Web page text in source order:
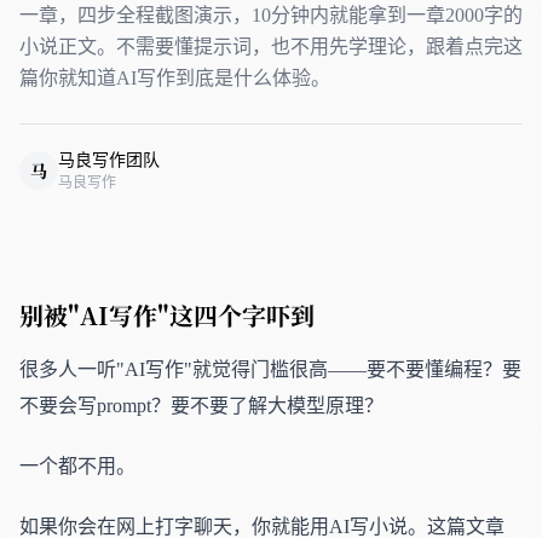
一章，四步全程截图演示，10分钟内就能拿到一章2000字的
小说正文。不需要懂提示词，也不用先学理论，跟着点完这
篇你就知道AI写作到底是什么体验。
马 马良写作团队
马良写作
别被"AI写作"这四个字吓到
很多人一听"AI写作"就觉得门槛很高——要不要懂编程？要
不要会写prompt？要不要了解大模型原理？
一个都不用。
如果你会在网上打字聊天，你就能用AI写小说。这篇文章